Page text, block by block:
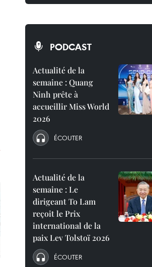
PODCAST
Actualité de la
semaine : Quang
Ninh prête à
accueillir Miss World
2026
ÉCOUTER
Actualité de la
semaine : Le
dirigeant To Lam
reçoit le Prix
international de la
paix Lev Tolstoï 2026
ÉCOUTER